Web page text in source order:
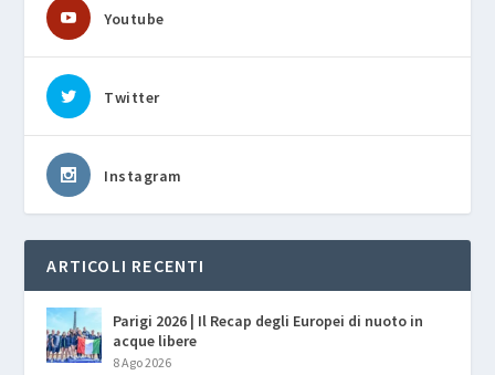
Youtube
Twitter
Instagram
ARTICOLI RECENTI
Parigi 2026 | Il Recap degli Europei di nuoto in
acque libere
8 Ago 2026